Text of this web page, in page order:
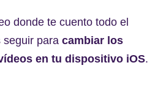
donde te cuento todo el
seguir para cambiar los
en tu dispositivo iOS.